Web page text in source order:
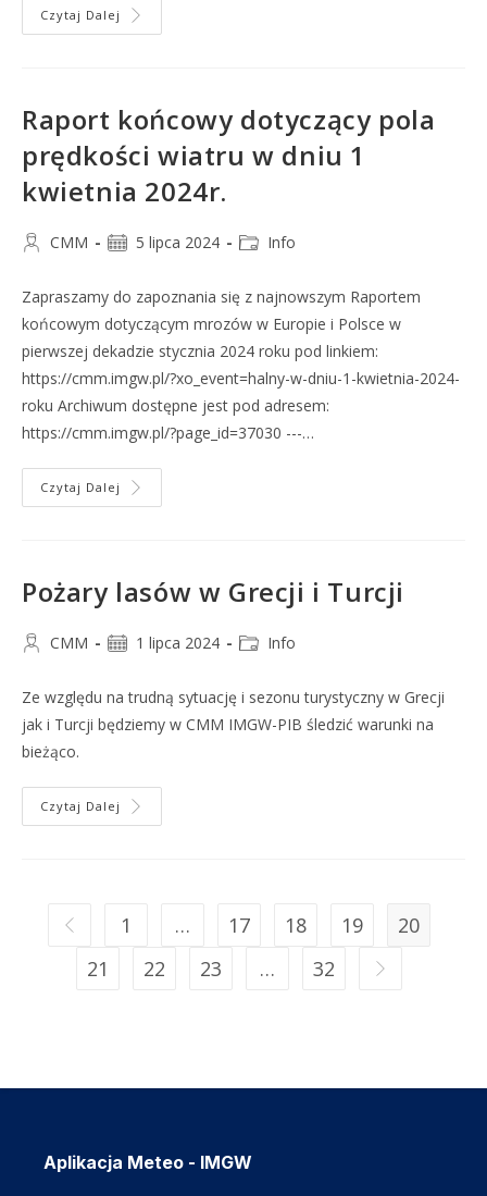
Czytaj Dalej
Raport końcowy dotyczący pola
prędkości wiatru w dniu 1
kwietnia 2024r.
CMM 5 lipca 2024 Info
Zapraszamy do zapoznania się z najnowszym Raportem
końcowym dotyczącym mrozów w Europie i Polsce w
pierwszej dekadzie stycznia 2024 roku pod linkiem:
https://cmm.imgw.pl/?xo_event=halny-w-dniu-1-kwietnia-2024-
roku Archiwum dostępne jest pod adresem:
https://cmm.imgw.pl/?page_id=37030 ---…
Czytaj Dalej
Pożary lasów w Grecji i Turcji
CMM 1 lipca 2024 Info
Ze względu na trudną sytuację i sezonu turystyczny w Grecji
jak i Turcji będziemy w CMM IMGW-PIB śledzić warunki na
bieżąco.
Czytaj Dalej
1 … 17 18 19
20
21
22 23 … 32
Aplikacja Meteo - IMGW